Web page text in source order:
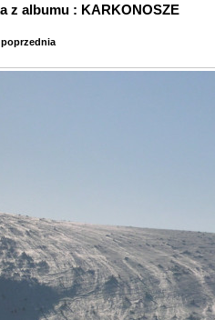
Fotka z albumu : KARKONOSZE
poprzednia